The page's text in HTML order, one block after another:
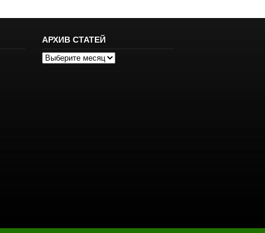
АРХИВ СТАТЕЙ
Архив